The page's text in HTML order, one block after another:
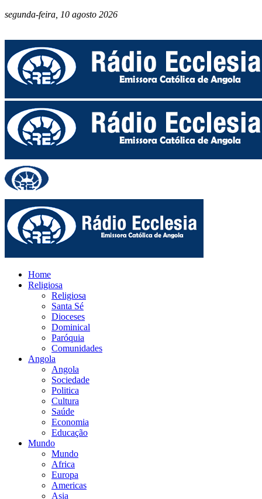
segunda-feira, 10 agosto 2026
Home
Religiosa
Religiosa
Santa Sé
Dioceses
Dominical
Paróquia
Comunidades
Angola
Angola
Sociedade
Politica
Cultura
Saúde
Economia
Educação
Mundo
Mundo
Africa
Europa
Americas
Asia